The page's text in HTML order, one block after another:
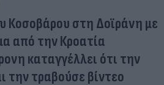
Κοσοβάρου στη Δοϊράνη με
από την Κροατία
καταγγέλλει ότι την
την τραβούσε βίντεο